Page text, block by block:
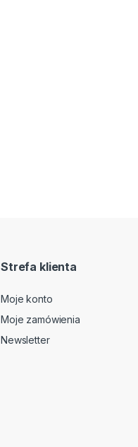
Strefa klienta
Moje konto
Moje zamówienia
Newsletter